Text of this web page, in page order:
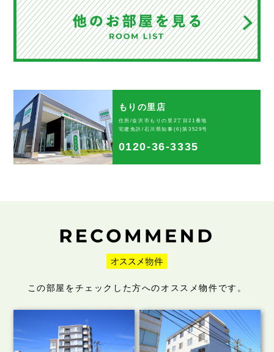
もりの里店
住所/金沢市もりの里2丁目21番地
宅建免許/石川県知事(6)第3529号
0120-36-3335
この部屋をチェックした方へのオススメ物件です。